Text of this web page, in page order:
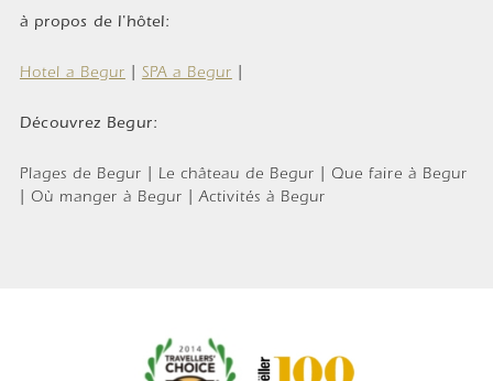
à propos de l'hôtel:
Hotel a Begur SPA a Begur
Découvrez Begur:
Plages de Begur | Le château de Begur | Que faire à Begur
| Où manger à Begur | Activités à Begur